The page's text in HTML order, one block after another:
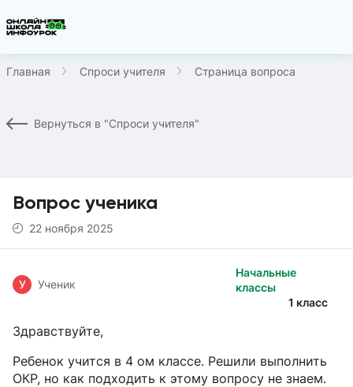
Главная Спроси учителя Страница вопроса
Вернуться в "Спроси учителя"
Вопрос ученика
22 ноября 2025
Начальные
классы
1 класс
У Ученик
Здравствуйте,
Ребенок учится в 4 ом классе. Решили выполнить
ОКР, но как подходить к этому вопросу не знаем.